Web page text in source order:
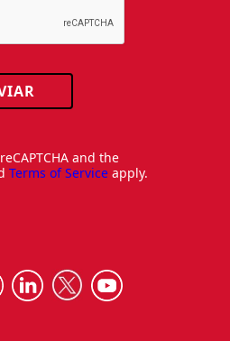
and the
Terms of Service apply.